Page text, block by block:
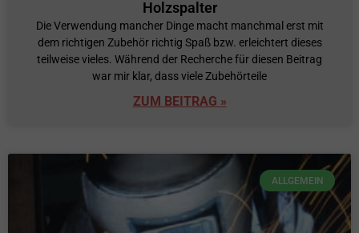
Holzspalter
Die Verwendung mancher Dinge macht manchmal erst mit
dem richtigen Zubehör richtig Spaß bzw. erleichtert dieses
teilweise vieles. Während der Recherche für diesen Beitrag
war mir klar, dass viele Zubehörteile
ZUM BEITRAG »
ALLGEMEIN